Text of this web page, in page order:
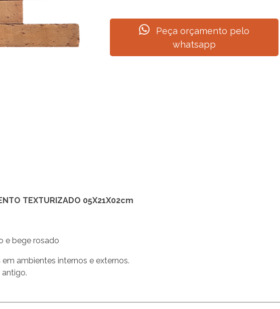
Peça orçamento pelo
whatsapp
TEXTURIZADO 05X21X02cm
e bege rosado
em ambientes internos e externos.